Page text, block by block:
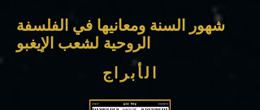
شهور السنة ومعانيها في الفلسفة
الروحية لشعب الإيغبو
الأبراج